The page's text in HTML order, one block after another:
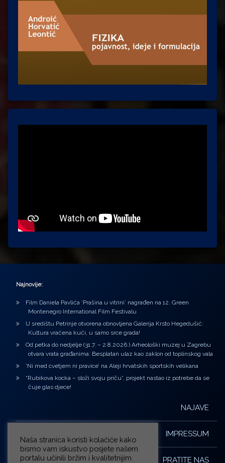
Najnovije:
Film Daniela Pavlića ‘Prašina u vitrini’ nagrađen na 12. Green
Montenegro International Film Festivalu
U središtu Petrinje otvorena obnovljena Galerija Krsto Hegedušić:
Kultura vraćena kući, u samo srce grada!
Od petka do nedjelje (31.7. – 2.8.2026.) Arheološki muzej u Zagrebu
otvara vrata građanima: Besplatan ulaz kao zaklon od toplinskog vala
‘Ni med cvetjem ni pravice’ na Aleji hrvatskih sportskih velikana
“Rubikova kocka – složi svoju priču”, projekt nastao iz potrebe da se
čuje glas djece!
NAJAVE
IMPRESSUM
PRATITE NAS
Naša stranica koristi kolačiće kako
bismo vam iskustvo posjete našem
portalu učinili bržim i kvalitetnijim.